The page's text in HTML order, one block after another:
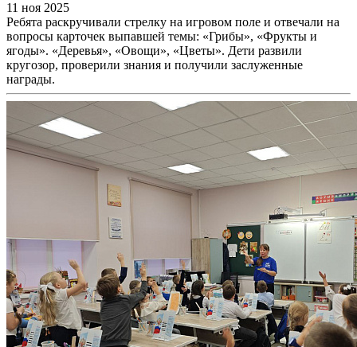
11 ноя 2025
Ребята раскручивали стрелку на игровом поле и отвечали на
вопросы карточек выпавшей темы: «Грибы», «Фрукты и
ягоды». «Деревья», «Овощи», «Цветы». Дети развили
кругозор, проверили знания и получили заслуженные
награды.